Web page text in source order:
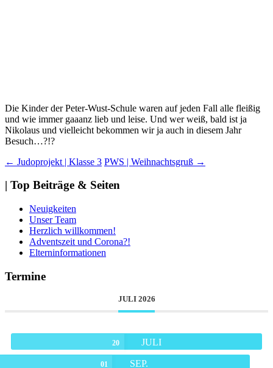
Die Kinder der Peter-Wust-Schule waren auf jeden Fall alle fleißig
und wie immer gaaanz lieb und leise. Und wer weiß, bald ist ja
Nikolaus und vielleicht bekommen wir ja auch in diesem Jahr
Besuch…?!?
Beitragsnavigation
← Judoprojekt | Klasse 3 PWS | Weihnachtsgruß →
| Top Beiträge & Seiten
Neuigkeiten
Unser Team
Herzlich willkommen!
Adventszeit und Corona?!
Elterninformationen
Termine
JULI 2026
20 JULI
01 SEP.